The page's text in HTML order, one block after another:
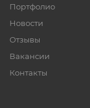
Портфолио
Новости
Отзывы
Вакансии
Контакты